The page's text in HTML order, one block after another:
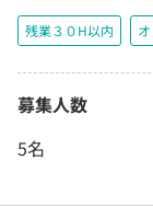
残業３０H以内
募集人数
5名